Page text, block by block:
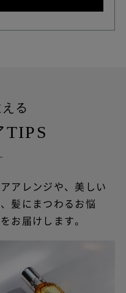
る
アレンジや、 美しい
髪にまつわるお悩
お届けします。